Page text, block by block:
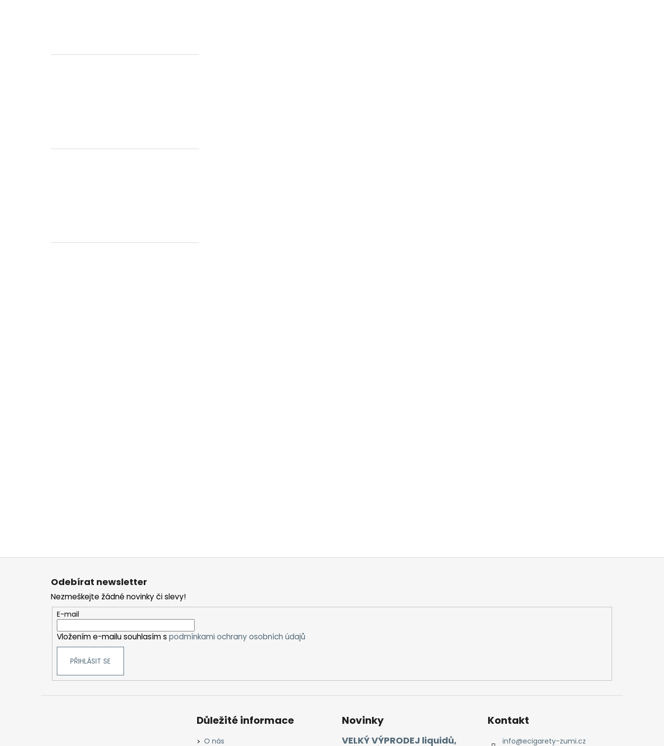
Odebírat newsletter
Nezmeškejte žádné novinky či slevy!
E-mail
Vložením e-mailu souhlasím s podmínkami ochrany osobních údajů
PŘIHLÁSIT SE
Důležité informace
O nás
Novinky
VELKÝ VÝPRODEJ liquidů,
Kontakt
info@ecigarety-zumi.cz